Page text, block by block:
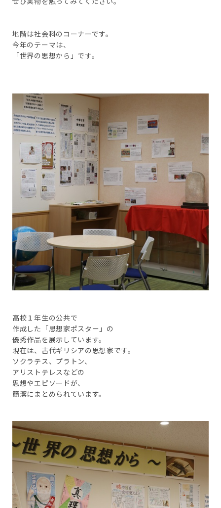
地階は社会科のコーナーです。
今年のテーマは、
「世界の思想から」です。
高校１年生の公共で
作成した「思想家ポスター」の
優秀作品を展示しています。
現在は、古代ギリシアの思想家です。
ソクラテス、プラトン、
アリストテレスなどの
思想やエピソードが、
簡潔にまとめられています。